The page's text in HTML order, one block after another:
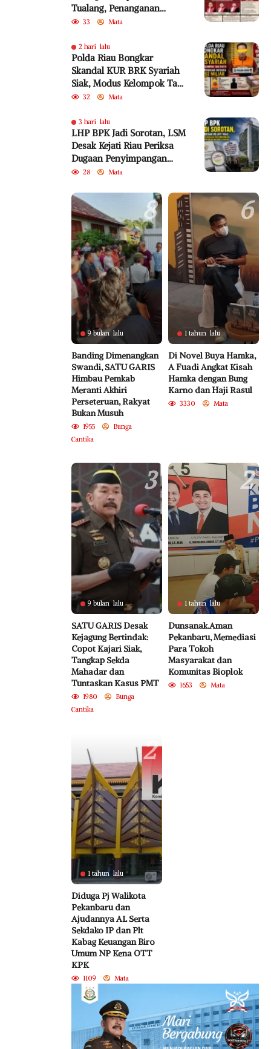
Tualang, Penanganan
Perkara Kembali Jadi
33 Mata
2 hari lalu
Polda Riau Bongkar
Skandal KUR BRK Syariah
Siak, Modus Kelompok Tani
Fiktif Diduga Rugikan
32 Mata
3 hari lalu
LHP BPK Jadi Sorotan, LSM
Desak Kejati Riau Periksa
Dugaan Penyimpangan
Program Bedelau BRK
28 Mata
8
9 bulan lalu
Banding Dimenangkan
Swandi, SATU GARIS
Himbau Pemkab
Meranti Akhiri
Perseteruan, Rakyat
Bukan Musuh
1955
Bunga
Cantika
6
1 tahun lalu
Di Novel Buya Hamka,
A Fuadi Angkat Kisah
Hamka dengan Bung
Karno dan Haji Rasul
3330 Mata
3
9 bulan lalu
SATU GARIS Desak
Kejagung Bertindak:
Copot Kajari Siak,
Tangkap Sekda
Mahadar dan
Tuntaskan Kasus PMT
1980
Bunga
Cantika
2
1 tahun lalu
Dunsanak.Aman
Pekanbaru, Memediasi
Para Tokoh
Masyarakat dan
Komunitas Bioplok
1653 Mata
2
1 tahun lalu
Diduga Pj Walikota
Pekanbaru dan
Ajudannya AL Serta
Sekdako IP dan Plt
Kabag Keuangan Biro
Umum NP Kena OTT
KPK
1109 Mata